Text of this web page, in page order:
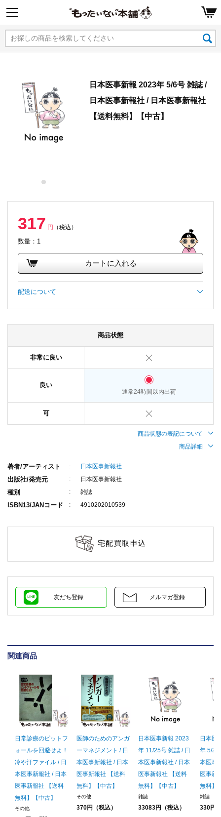
日本医事新報 2023年 5/6号 雑誌 /
日本医事新報社 / 日本医事新報社
【送料無料】【中古】
317 円 （税込）
数量：1
カートに入れる
配送について
商品状態
非常に良い
良い
通常24時間以内出荷
可
商品状態の表記について
商品詳細
著者/アーティスト 日本医事新報社
出版社/発売元 日本医事新報社
種別 雑誌
ISBN13/JANコード 4910202010539
宅配買取申込
友だち登録 メルマガ登録
関連商品
日常診療のピットフ
ォールを回避せよ！
冷や汗ファイル / 日
本医事新報社 / 日本
医事新報社 【送料
無料】【中古】
その他
医師のためのアンガ
ーマネジメント / 日
本医事新報社 / 日本
医事新報社 【送料
無料】【中古】
その他
370円（税込）
日本医事新報 2023
年 11/25号 雑誌 / 日
本医事新報社 / 日本
医事新報社 【送料
無料】【中古】
雑誌
33083円（税込）
日本医
年 5/20
本医事
医事新
無料】
雑誌
330円